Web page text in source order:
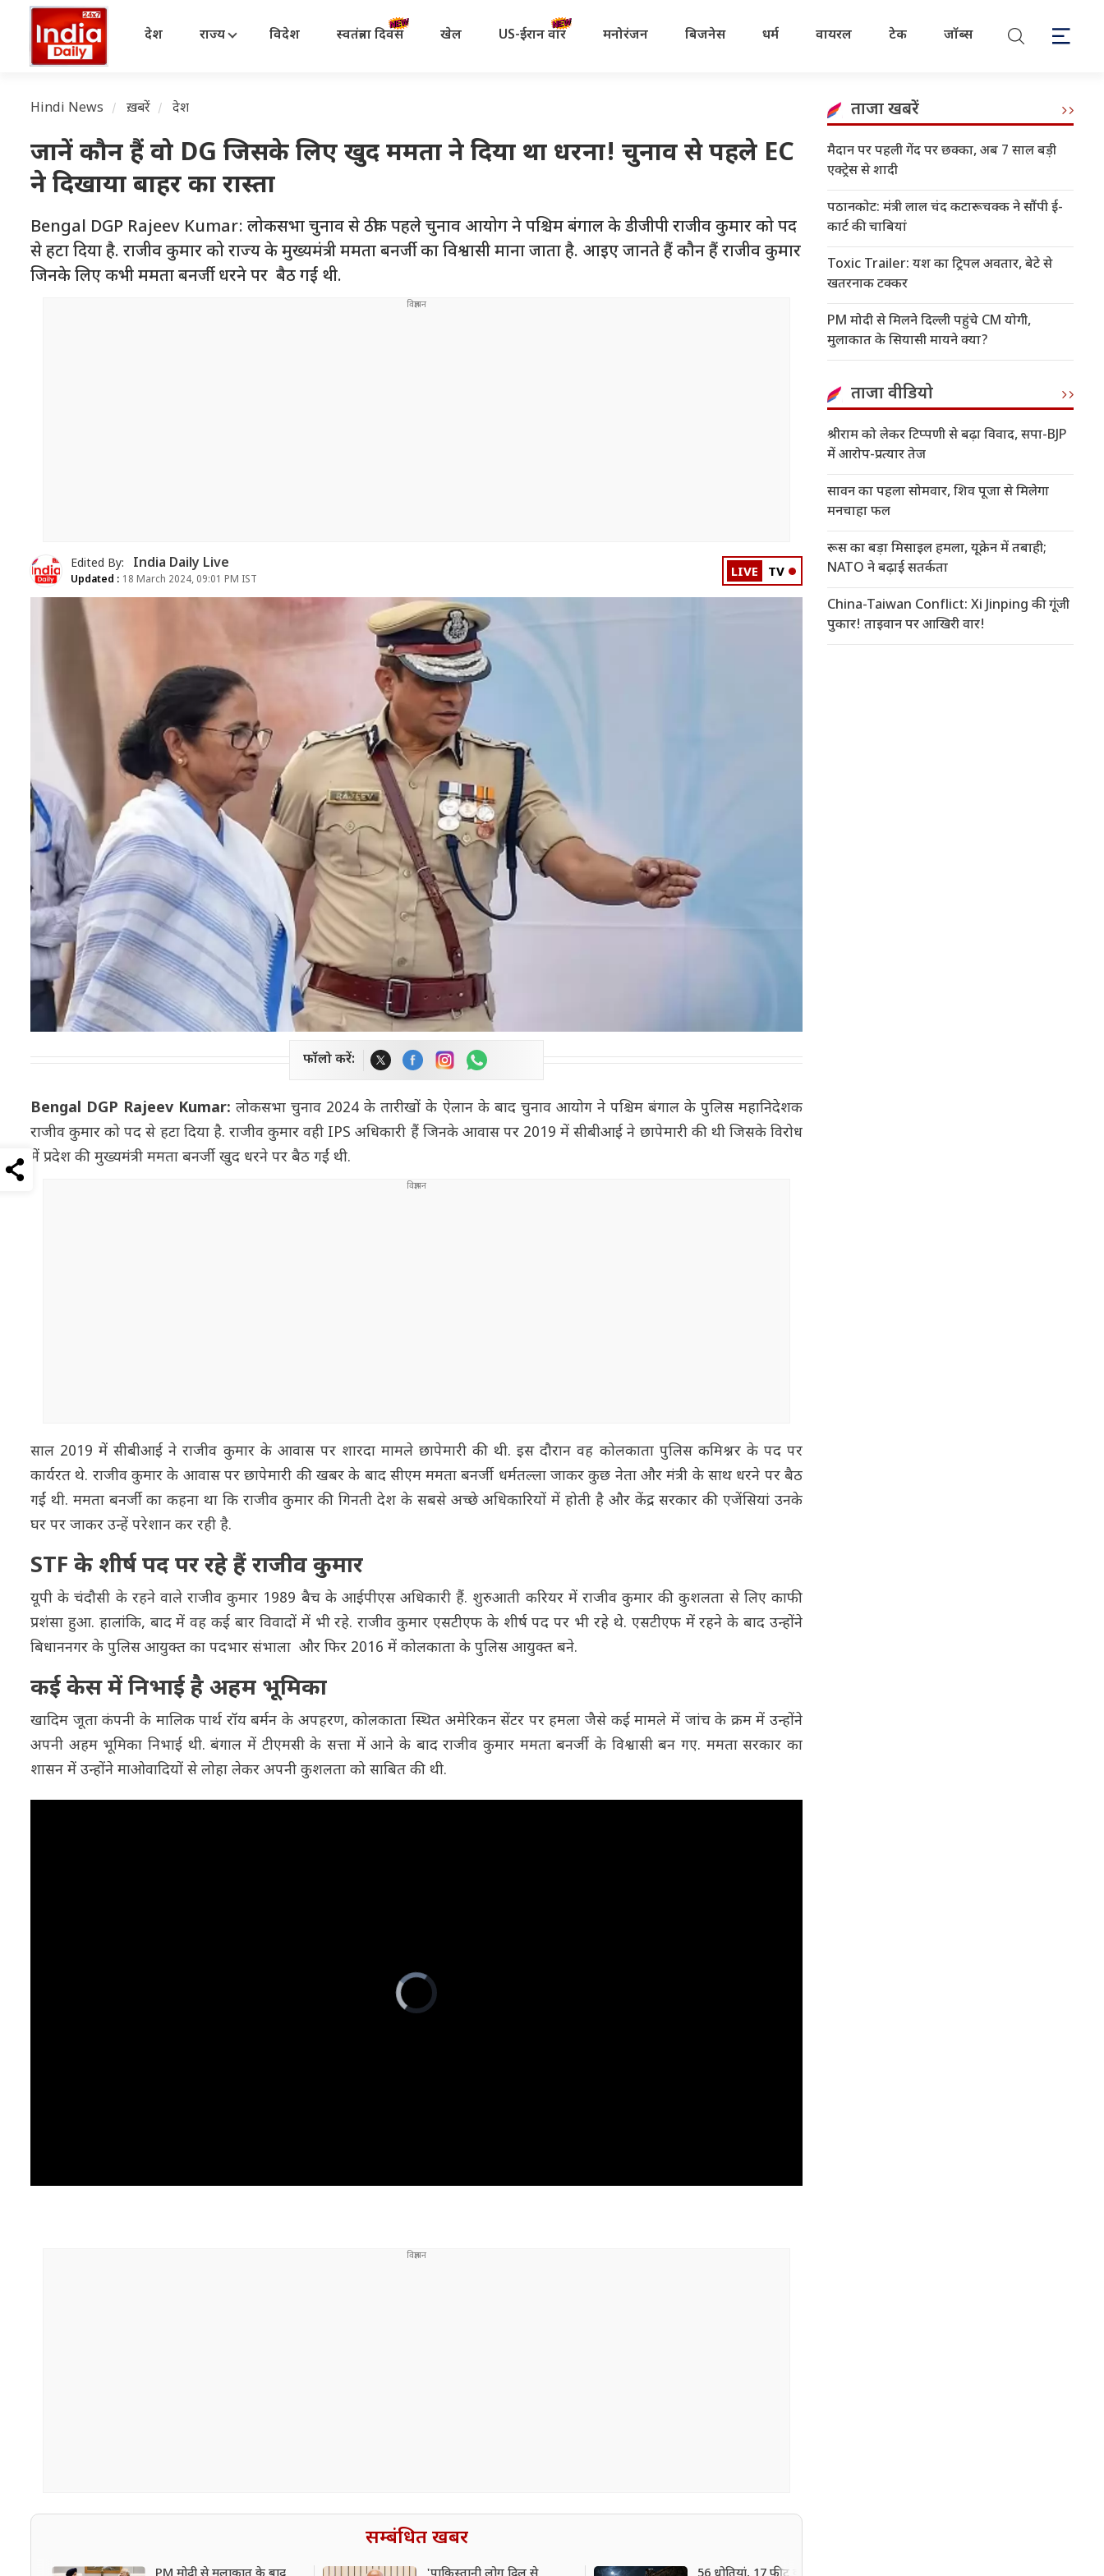
देश राज्य विदेश स्वतंत्रता दिवस खेल US-ईरान वॉर मनोरंजन बिजनेस धर्म वायरल टेक जॉब्स
Hindi News ख़बरें देश
जानें कौन हैं वो DG जिसके लिए खुद ममता ने दिया था धरना! चुनाव से पहले EC
ने दिखाया बाहर का रास्ता
Bengal DGP Rajeev Kumar: लोकसभा चुनाव से ठीक पहले चुनाव आयोग ने पश्चिम बंगाल के डीजीपी राजीव कुमार को पद
से हटा दिया है. राजीव कुमार को राज्य के मुख्यमंत्री ममता बनर्जी का विश्वासी माना जाता है. आइए जानते हैं कौन हैं राजीव कुमार
जिनके लिए कभी ममता बनर्जी धरने पर बैठ गईं थी.
Edited By: India Daily Live
Updated : 18 March 2024, 09:01 PM IST LIVE TV
फॉलो करें:
Bengal DGP Rajeev Kumar:लोकसभा चुनाव 2024 के तारीखों के ऐलान के बाद चुनाव आयोग ने पश्चिम बंगाल के पुलिस महानिदेशक
राजीव कुमार को पद से हटा दिया है. राजीव कुमार वही IPS अधिकारी हैं जिनके आवास पर 2019 में सीबीआई ने छापेमारी की थी जिसके विरोध
में प्रदेश की मुख्यमंत्री ममता बनर्जी खुद धरने पर बैठ गईं थी.
साल 2019 में सीबीआई ने राजीव कुमार के आवास पर शारदा मामले छापेमारी की थी. इस दौरान वह कोलकाता पुलिस कमिश्नर के पद पर
कार्यरत थे. राजीव कुमार के आवास पर छापेमारी की खबर के बाद सीएम ममता बनर्जी धर्मतल्ला जाकर कुछ नेता और मंत्री के साथ धरने पर बैठ
गईं थी. ममता बनर्जी का कहना था कि राजीव कुमार की गिनती देश के सबसे अच्छे अधिकारियों में होती है और केंद्र सरकार की एजेंसियां उनके
घर पर जाकर उन्हें परेशान कर रही है.
STF के शीर्ष पद पर रहे हैं राजीव कुमार
यूपी के चंदौसी के रहने वाले राजीव कुमार 1989 बैच के आईपीएस अधिकारी हैं. शुरुआती करियर में राजीव कुमार की कुशलता से लिए काफी
प्रशंसा हुआ. हालांकि, बाद में वह कई बार विवादों में भी रहे. राजीव कुमार एसटीएफ के शीर्ष पद पर भी रहे थे. एसटीएफ में रहने के बाद उन्होंने
बिधाननगर के पुलिस आयुक्त का पदभार संभाला और फिर 2016 में कोलकाता के पुलिस आयुक्त बने.
कई केस में निभाई है अहम भूमिका
खादिम जूता कंपनी के मालिक पार्थ रॉय बर्मन के अपहरण, कोलकाता स्थित अमेरिकन सेंटर पर हमला जैसे कई मामले में जांच के क्रम में उन्होंने
अपनी अहम भूमिका निभाई थी. बंगाल में टीएमसी के सत्ता में आने के बाद राजीव कुमार ममता बनर्जी के विश्वासी बन गए. ममता सरकार का
शासन में उन्होंने माओवादियों से लोहा लेकर अपनी कुशलता को साबित की थी.
सम्बंधित खबर
ताजा खबरें
मैदान पर पहली गेंद पर छक्का, अब 7 साल बड़ी
एक्ट्रेस से शादी
पठानकोट: मंत्री लाल चंद कटारूचक्क ने सौंपी ई-
कार्ट की चाबियां
Toxic Trailer: यश का ट्रिपल अवतार, बेटे से
खतरनाक टक्कर
PM मोदी से मिलने दिल्ली पहुंचे CM योगी,
मुलाकात के सियासी मायने क्या?
ताजा वीडियो
श्रीराम को लेकर टिप्पणी से बढ़ा विवाद, सपा-BJP
में आरोप-प्रत्यार तेज
सावन का पहला सोमवार, शिव पूजा से मिलेगा
मनचाहा फल
रूस का बड़ा मिसाइल हमला, यूक्रेन में तबाही;
NATO ने बढ़ाई सतर्कता
China-Taiwan Conflict: Xi Jinping की गूंजी
पुकार! ताइवान पर आखिरी वार!